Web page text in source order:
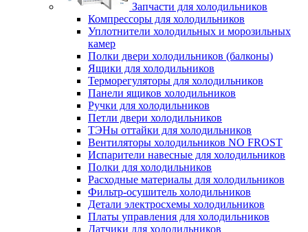
Запчасти для холодильников
Компрессоры для холодильников
Уплотнители холодильных и морозильных
камер
Полки двери холодильников (балконы)
Ящики для холодильников
Терморегуляторы для холодильников
Панели ящиков холодильников
Ручки для холодильников
Петли двери холодильников
ТЭНы оттайки для холодильников
Вентиляторы холодильников NO FROST
Испарители навесные для холодильников
Полки для холодильников
Расходные материалы для холодильников
Фильтр-осушитель холодильников
Детали электросхемы холодильников
Платы управления для холодильников
Датчики для холодильников